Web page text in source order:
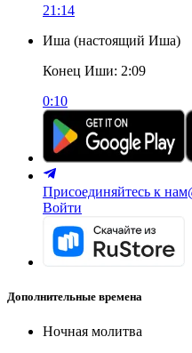
21:14
Иша (настоящий Иша)
Конец Иши: 2:09
0:10
Присоединяйтесь к нам
Войти
Дополнительные времена
Ночная молитва